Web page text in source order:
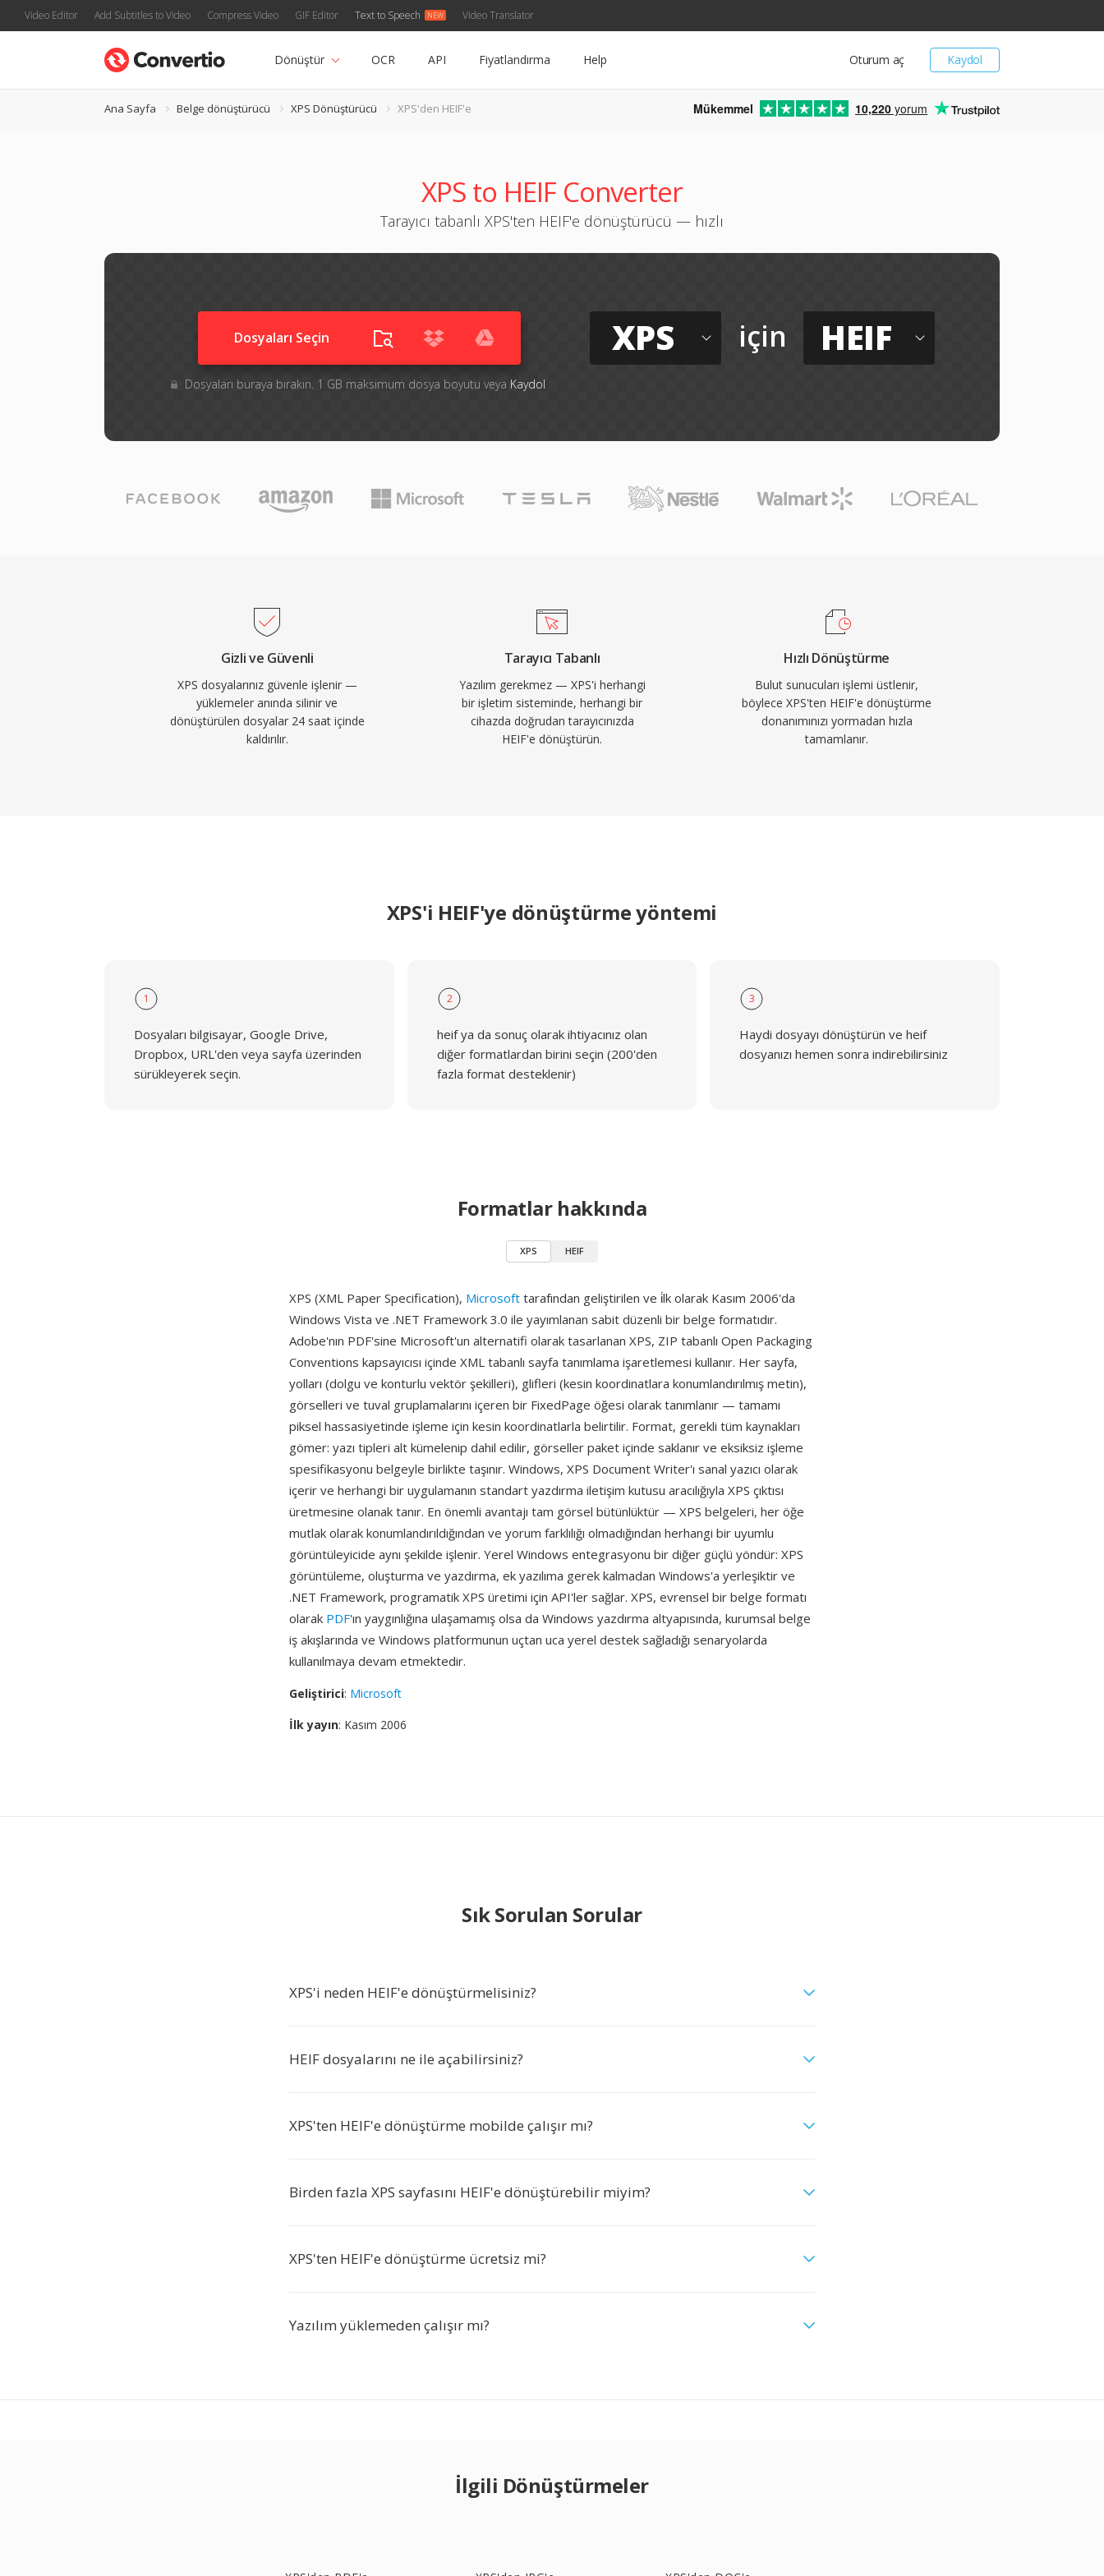
Video Editor Add Subtitles to Video Compress Video GIF Editor Text to Speech Video Translator
Kaydol
Oturum aç
Dönüştür OCR API Fiyatlandırma Help
Ana Sayfa Belge dönüştürücü XPS Dönüştürücü XPS'den HEIF'e Mükemmel 10,220 yorum
XPS to HEIF Converter
Tarayıcı tabanlı XPS'ten HEIF'e dönüştürücü — hızlı
Dosyaları Seçin
Dosyaları buraya bırakın. 1 GB maksimum dosya boyutu veya Kaydol
XPS için HEIF
Gizli ve Güvenli
XPS dosyalarınız güvenle işlenir —
yüklemeler anında silinir ve
dönüştürülen dosyalar 24 saat içinde
kaldırılır.
Tarayıcı Tabanlı
Yazılım gerekmez — XPS'i herhangi
bir işletim sisteminde, herhangi bir
cihazda doğrudan tarayıcınızda
HEIF'e dönüştürün.
Hızlı Dönüştürme
Bulut sunucuları işlemi üstlenir,
böylece XPS'ten HEIF'e dönüştürme
donanımınızı yormadan hızla
tamamlanır.
XPS'i HEIF'ye dönüştürme yöntemi
1
Dosyaları bilgisayar, Google Drive,
Dropbox, URL'den veya sayfa üzerinden
sürükleyerek seçin.
2
heif ya da sonuç olarak ihtiyacınız olan
diğer formatlardan birini seçin (200'den
fazla format desteklenir)
3
Haydi dosyayı dönüştürün ve heif
dosyanızı hemen sonra indirebilirsiniz
Formatlar hakkında
XPS HEIF
XPS (XML Paper Specification), Microsoft tarafından geliştirilen ve i̇lk olarak Kasım 2006'da
Windows Vista ve .NET Framework 3.0 ile yayımlanan sabit düzenli bir belge formatıdır.
Adobe'nın PDF'sine Microsoft'un alternatifi olarak tasarlanan XPS, ZIP tabanlı Open Packaging
Conventions kapsayıcısı içinde XML tabanlı sayfa tanımlama işaretlemesi kullanır. Her sayfa,
yolları (dolgu ve konturlu vektör şekilleri), glifleri (kesin koordinatlara konumlandırılmış metin),
görselleri ve tuval gruplamalarını içeren bir FixedPage öğesi olarak tanımlanır — tamamı
piksel hassasiyetinde işleme için kesin koordinatlarla belirtilir. Format, gerekli tüm kaynakları
gömer: yazı tipleri alt kümelenip dahil edilir, görseller paket içinde saklanır ve eksiksiz işleme
spesifikasyonu belgeyle birlikte taşınır. Windows, XPS Document Writer'ı sanal yazıcı olarak
içerir ve herhangi bir uygulamanın standart yazdırma iletişim kutusu aracılığıyla XPS çıktısı
üretmesine olanak tanır. En önemli avantajı tam görsel bütünlüktür — XPS belgeleri, her öğe
mutlak olarak konumlandırıldığından ve yorum farklılığı olmadığından herhangi bir uyumlu
görüntüleyicide aynı şekilde işlenir. Yerel Windows entegrasyonu bir diğer güçlü yöndür: XPS
görüntüleme, oluşturma ve yazdırma, ek yazılıma gerek kalmadan Windows'a yerleşiktir ve
.NET Framework, programatik XPS üretimi için API'ler sağlar. XPS, evrensel bir belge formatı
olarak PDF'ın yaygınlığına ulaşamamış olsa da Windows yazdırma altyapısında, kurumsal belge
iş akışlarında ve Windows platformunun uçtan uca yerel destek sağladığı senaryolarda
kullanılmaya devam etmektedir.
Geliştirici: Microsoft
İlk yayın: Kasım 2006
Sık Sorulan Sorular
XPS'i neden HEIF'e dönüştürmelisiniz?
HEIF dosyalarını ne ile açabilirsiniz?
XPS'ten HEIF'e dönüştürme mobilde çalışır mı?
Birden fazla XPS sayfasını HEIF'e dönüştürebilir miyim?
XPS'ten HEIF'e dönüştürme ücretsiz mi?
Yazılım yüklemeden çalışır mı?
İlgili Dönüştürmeler